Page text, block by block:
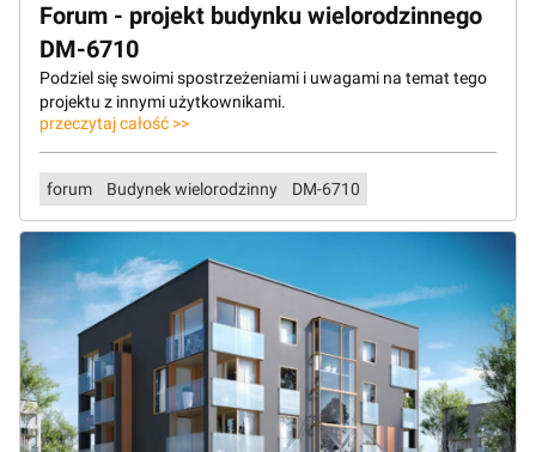
Forum - projekt budynku wielorodzinnego
DM-6710
Podziel się swoimi spostrzeżeniami i uwagami na temat tego
projektu z innymi użytkownikami.
przeczytaj całość >>
forum Budynek wielorodzinny DM-6710